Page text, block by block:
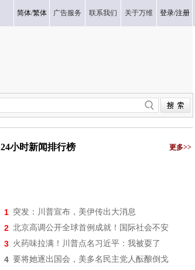
简体/繁体 广告服务 联系我们 关于万维 登录/注册
24小时新闻排行榜 更多>>
1 突发：川普宣布，美伊传出大消息
2 北京高调公开全球首例成就！国际社会不安
3 火药味拉满！川普点名习近平：我被耍了
4 要将她逐出国会，美多名民主党人酝酿倒戈